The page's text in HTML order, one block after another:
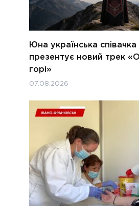
Юна українська
презентує новий трек
горі»
07.08.2026